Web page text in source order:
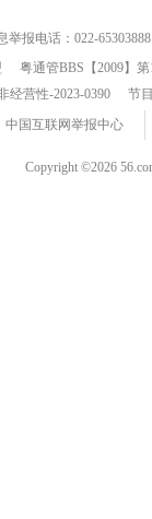
举报电话：022-65303888
粤通管BBS【2009】
经营性-2023-0390
节
中国互联网举报中心
Copyright ©2026